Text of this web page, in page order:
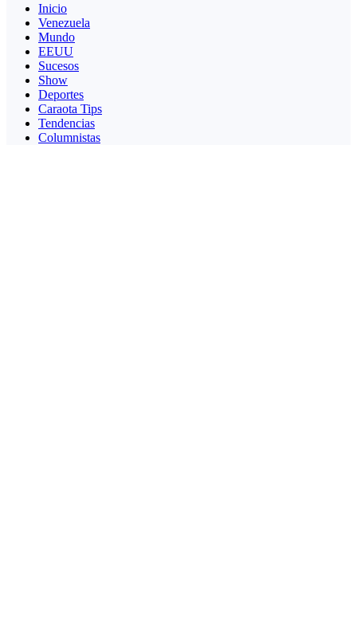
Inicio
Venezuela
Mundo
EEUU
Sucesos
Show
Deportes
Caraota Tips
Tendencias
Columnistas